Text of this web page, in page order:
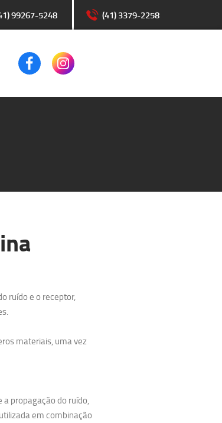
99267-5248 (41) 3379-2258
ruído e o receptor,
materiais, uma vez
propagação do ruído,
em combinação